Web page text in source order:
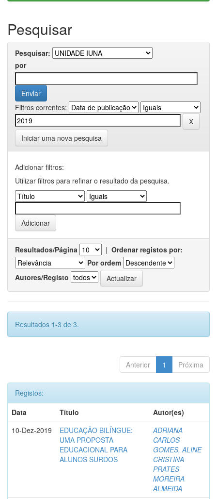
Pesquisar
Pesquisar:
por
Filtros correntes:
Iniciar uma nova pesquisa
Adicionar filtros:
Utilizar filtros para refinar o resultado da pesquisa.
Resultados/Página | Ordenar registos por:
Por ordem
Autores/Registo
Resultados 1-3 de 3.
Anterior 1 Próxima
Registos:
Data
Título
Autor(es)
10-Dez-2019
EDUCAÇÃO BILÍNGUE:
UMA PROPOSTA
EDUCACIONAL PARA
ALUNOS SURDOS
ADRIANA
CARLOS
GOMES, ALINE
CRISTINA
PRATES
MOREIRA
ALMEIDA